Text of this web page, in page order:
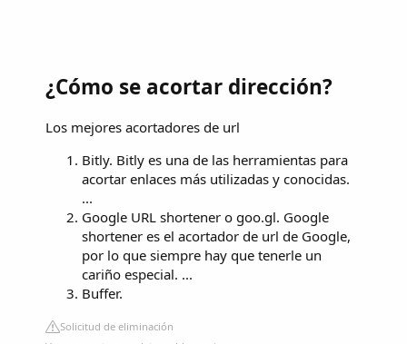
¿Cómo se acortar dirección?
Los mejores acortadores de url
Bitly. Bitly es una de las herramientas para
acortar enlaces más utilizadas y conocidas.
...
Google URL shortener o goo.gl. Google
shortener es el acortador de url de Google,
por lo que siempre hay que tenerle un
cariño especial. ...
Buffer.
Solicitud de eliminación